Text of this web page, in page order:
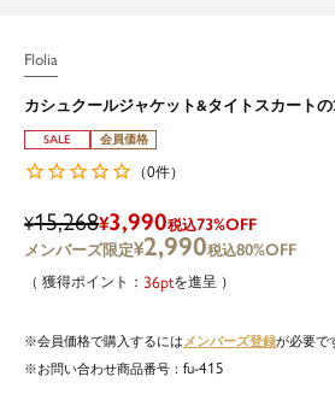
Flolia
カシュクールジャケット&タイトスカート
SALE 会員価格
（0件）
¥15,268¥3,990税込73%OFF
¥2,990税込80%OFF
36 を進呈
会員価格で購入するには メンバーズ登録が必要で
商品番号
fu-415